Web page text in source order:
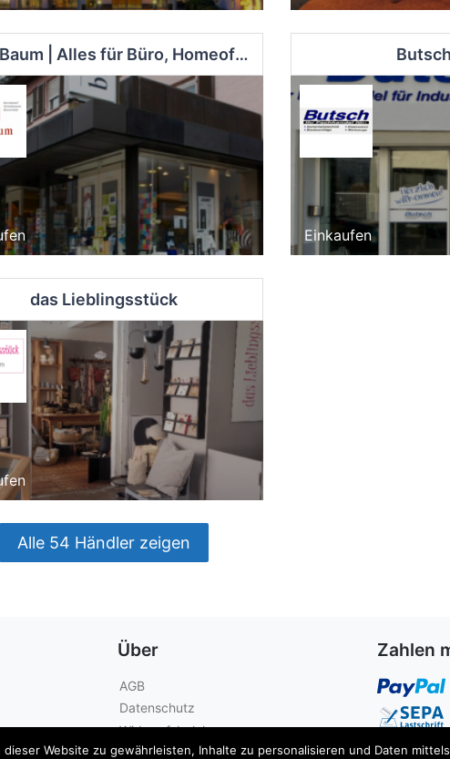
Büro-Baum | Alles für Büro, Homeoffice und Schule | seit 1924
Einkaufen
das Lieblingsstück
Alle 54 Händler zeigen
Über
AGB
Datenschutz
Widerrufsbelehrung
Kontakt
Zahlen
Website zu gewährleisten, Inhalte zu personalisieren und Daten